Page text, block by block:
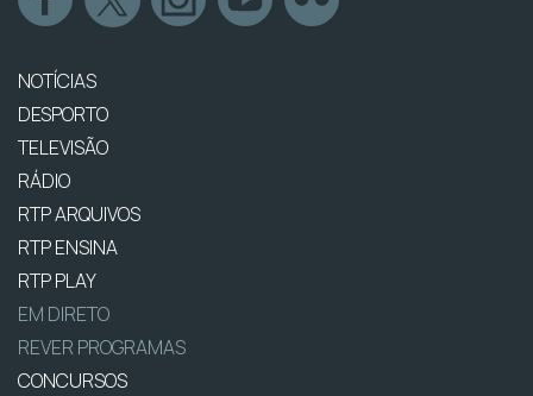
NOTÍCIAS
DESPORTO
TELEVISÃO
RÁDIO
RTP ARQUIVOS
RTP ENSINA
RTP PLAY
EM DIRETO
REVER PROGRAMAS
CONCURSOS